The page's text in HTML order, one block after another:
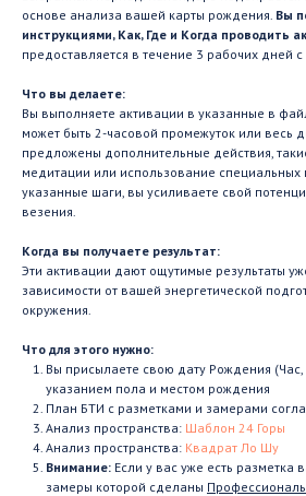
основе анализа вашей карты рождения. Вы
инструкциями, Как, Где и Когда проводить
предоставляется в течение 3 рабочих дней
Что вы делаете:
Вы выполняете активации в указанные в
может быть 2-часовой промежуток или весь
предложены дополнительные действия,
медитации или использование специальных
указанные шаги, вы усиливаете свой
везения.
Когда вы получаете результат:
Эти активации дают ощутимые результаты
зависимости от вашей энергетической
окружения.
Что для этого нужно:
Вы присылаете свою дату Рождения (Час,
указанием пола и местом рождения
План БТИ с разметками и замерами
Анализ пространства: Шаблон 24 Горы
Анализ пространства: Квадрат Ло Шу
Внимание: Если у вас уже есть разметка
замеры которой сделаны